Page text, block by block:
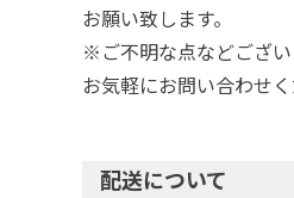
お願い致します。
※ご不明な点などござ
お気軽にお問い合わせく
配送について